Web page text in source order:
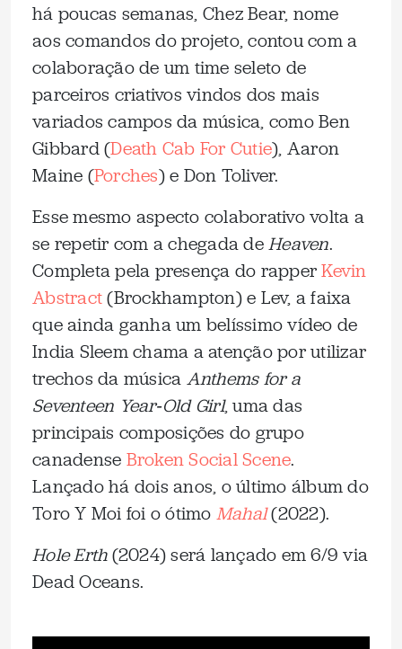
há poucas semanas, Chez Bear, nome
aos comandos do projeto, contou com a
colaboração de um time seleto de
parceiros criativos vindos dos mais
variados campos da música, como Ben
Gibbard (Death Cab For Cutie), Aaron
Maine (Porches) e Don Toliver.
Esse mesmo aspecto colaborativo volta a
se repetir com a chegada deHeaven.
Completa pela presença do rapperKevin
Abstract(Brockhampton) e Lev, a faixa
que ainda ganha um belíssimo vídeo de
India Sleem chama a atenção por utilizar
trechos da música Anthems for a
Seventeen Year‐Old Girl, uma das
principais composições do grupo
canadense Broken Social Scene.
Lançado há dois anos, o último álbum do
Toro Y Moi foi o ótimo Mahal(2022).
Hole Erth(2024) será lançado em 6/9 via
Dead Oceans.